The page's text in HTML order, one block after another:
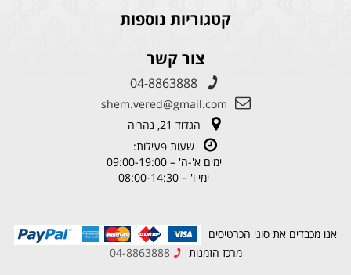
קטגוריות נוספות
צור קשר
04-8863888
shem.vered@gmail.com
הגדוד 21, נהריה
שעות פעילות:
ימים א'-ה' – 09:00-19:00
ימי ו' – 08:00-14:30
אנו מכבדים את סוגי הכרטיסים
מרכז הזמנות
04-8863888